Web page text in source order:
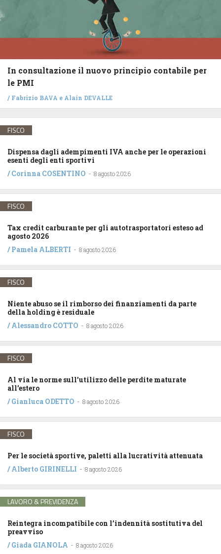
In consultazione il nuovo principio contabile per
le PMI
/ Fabrizio BAVA e Alain DEVALLE
FISCO
Dispensa dagli adempimenti IVA anche per le operazioni
esenti degli enti sportivi
/Corinna COSENTINO - 8 agosto 2026
FISCO
Tax credit carburante per gli autotrasportatori esteso ad
agosto 2026
/Pamela ALBERTI - 8 agosto 2026
FISCO
Niente abuso se il rimborso dei finanziamenti da parte
della holding è residuale
/Alessandro COTTO - 8 agosto 2026
FISCO
Al via le norme sull’utilizzo delle perdite maturate
all’estero
/Gianluca ODETTO - 8 agosto 2026
FISCO
Per le società sportive, paletti alla lucratività attenuata
/Alberto GIRINELLI - 8 agosto 2026
LAVORO & PREVIDENZA
Reintegra incompatibile con l’indennità sostitutiva del
preavviso
/Giada GIANOLA - 8 agosto 2026